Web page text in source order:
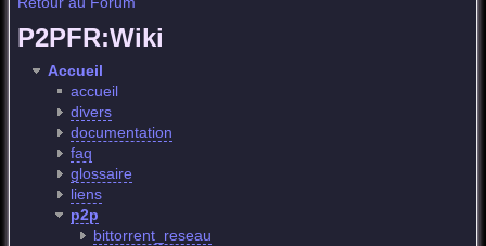
P2PFR:Wiki
Accueil
accueil
divers
documentation
faq
glossaire
liens
p2p
bittorrent_reseau